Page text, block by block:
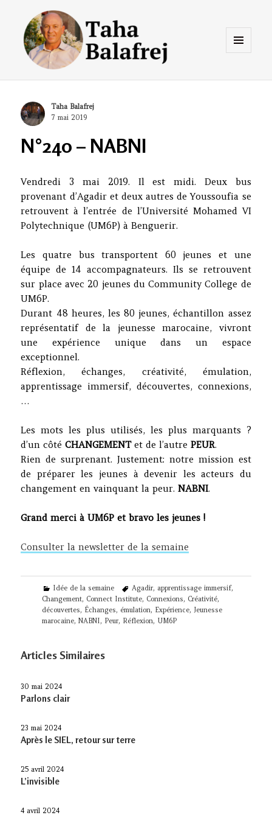
Taha Balafrej Blog
Author
Taha Balafrej
Posted
7 mai 2019
N°240 – NABNI
Vendredi 3 mai 2019. Il est midi. Deux bus
provenant d’Agadir et deux autres de Youssoufia se
retrouvent à l’entrée de l’Université Mohamed VI
Polytechnique (UM6P) à Benguerir.
Les quatre bus transportent 60 jeunes et une
équipe de 14 accompagnateurs. Ils se retrouvent
sur place avec 20 jeunes du Community College de
UM6P.
Durant 48 heures, les 80 jeunes, échantillon assez
représentatif de la jeunesse marocaine, vivront
une expérience unique dans un espace
exceptionnel.
Réflexion, échanges, créativité, émulation,
apprentissage immersif, découvertes, connexions,
…
Les mots les plus utilisés, les plus marquants ?
d’un côtéCHANGEMENTet de l’autrePEUR.
Rien de surprenant. Justement: notre mission est
de préparer les jeunes à devenir les acteurs du
changement en vainquant la peur.NABNI.
Grand merci à UM6P et bravo les jeunes !
Consulter la newsletter de la semaine
Categories
Idée de la semaine Tags
Agadir, apprentissage immersif,
Changement, Connect Institute, Connexions, Créativité,
découvertes, Échanges, émulation, Expérience, Jeunesse
marocaine, NABNI, Peur, Réflexion, UM6P
Articles Similaires
30 mai 2024
Parlons clair
23 mai 2024
Après le SIEL, retour sur terre
25 avril 2024
L’invisible
4 avril 2024